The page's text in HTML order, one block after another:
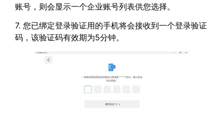
账号，则会显示一个企业账号列表供您选择。
7. 您已绑定登录验证用的手机将会接收到一个登录验证
码，该验证码有效期为5分钟。